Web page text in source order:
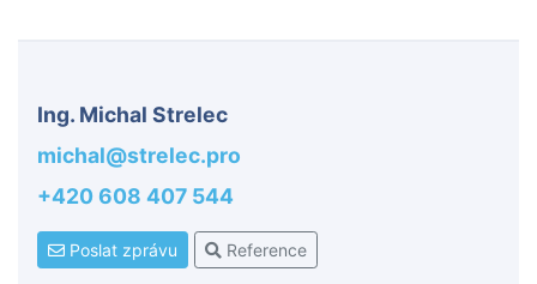
Ing. Michal Strelec
michal@strelec.pro
+420 608 407 544
Poslat zprávu Reference